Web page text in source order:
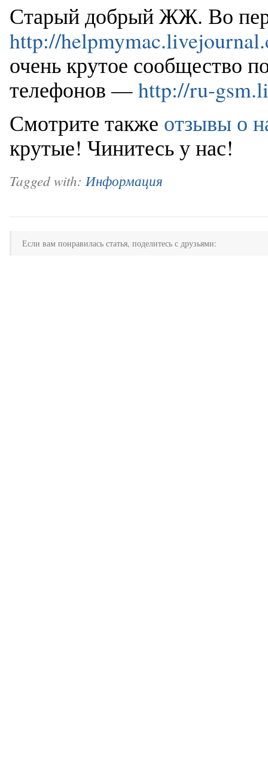
Старый добрый ЖЖ. Во
http://
очень крутое сообщество
телефонов —http://ru-
Смотрите также отзывы о
крутые! Чинитесь у нас!
Tagged with:Информация
Если вам понравилась статья, поделитесь с друзьями: